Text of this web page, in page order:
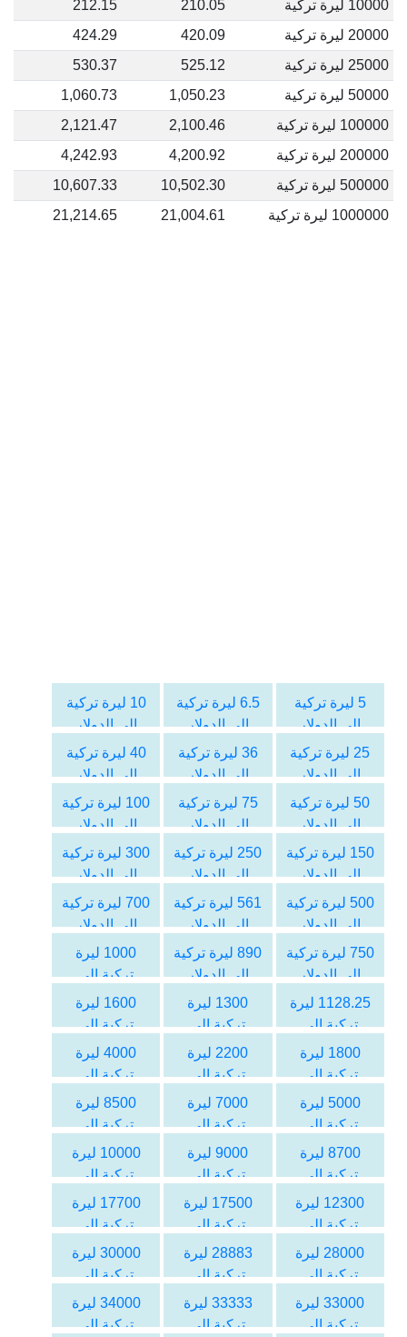
10000 ليرة تركية 210.05
212.15
20000 ليرة تركية
420.09
424.29
25000 ليرة تركية
525.12
530.37
50000 ليرة تركية
1,050.23
1,060.73
100000 ليرة تركية
2,100.46
2,121.47
200000 ليرة تركية
4,200.92
4,242.93
500000 ليرة تركية
10,502.30
10,607.33
1000000 ليرة تركية
21,004.61
21,214.65
5 ليرة تركية
الى الدولار
الأمريكي
6.5 ليرة تركية
الى الدولار
الأمريكي
10 ليرة تركية
الى الدولار
الأمريكي
25 ليرة تركية
الى الدولار
الأمريكي
36 ليرة تركية
الى الدولار
الأمريكي
40 ليرة تركية
الى الدولار
الأمريكي
50 ليرة تركية
الى الدولار
الأمريكي
75 ليرة تركية
الى الدولار
الأمريكي
100 ليرة تركية
الى الدولار
الأمريكي
150 ليرة تركية
الى الدولار
الأمريكي
250 ليرة تركية
الى الدولار
الأمريكي
300 ليرة تركية
الى الدولار
الأمريكي
500 ليرة تركية
الى الدولار
الأمريكي
561 ليرة تركية
الى الدولار
الأمريكي
700 ليرة تركية
الى الدولار
الأمريكي
750 ليرة تركية
الى الدولار
الأمريكي
890 ليرة تركية
الى الدولار
الأمريكي
1000 ليرة
تركية الى
الدولار
الأمريكي
1128.25 ليرة
تركية الى
الدولار
الأمريكي
1300 ليرة
تركية الى
الدولار
الأمريكي
1600 ليرة
تركية الى
الدولار
الأمريكي
1800 ليرة
تركية الى
الدولار
الأمريكي
2200 ليرة
تركية الى
الدولار
الأمريكي
4000 ليرة
تركية الى
الدولار
الأمريكي
5000 ليرة
تركية الى
الدولار
الأمريكي
7000 ليرة
تركية الى
الدولار
الأمريكي
8500 ليرة
تركية الى
الدولار
الأمريكي
8700 ليرة
تركية الى
الدولار
الأمريكي
9000 ليرة
تركية الى
الدولار
الأمريكي
10000 ليرة
تركية الى
الدولار
الأمريكي
12300 ليرة
تركية الى
الدولار
الأمريكي
17500 ليرة
تركية الى
الدولار
الأمريكي
17700 ليرة
تركية الى
الدولار
الأمريكي
28000 ليرة
تركية الى
الدولار
الأمريكي
28883 ليرة
تركية الى
الدولار
الأمريكي
30000 ليرة
تركية الى
الدولار
الأمريكي
33000 ليرة
تركية الى
33333 ليرة
تركية الى
34000 ليرة
تركية الى